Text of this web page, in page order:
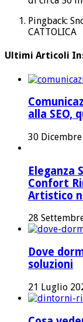
Pingback:
CATTOLICA
Ultimi Articoli
alla SEO,
30
Eleganza
Confort
Artistico
28
Dove
soluzioni
21 Luglio